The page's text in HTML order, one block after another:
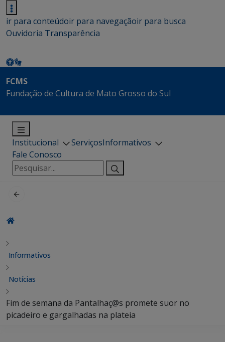
ir para conteúdoir para navegaçãoir para busca
Ouvidoria Transparência
FCMS
Fundação de Cultura de Mato Grosso do Sul
Institucional ServiçosInformativos
Fale Conosco
Pesquisar
por:
Informativos
Notícias
Fim de semana da Pantalhaç@s promete suor no
picadeiro e gargalhadas na plateia